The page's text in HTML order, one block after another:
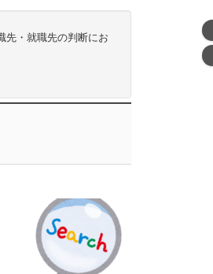
先・就職先の判断にお